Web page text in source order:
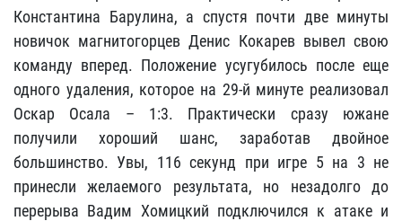
Константина Барулина, а спустя почти две минуты
новичок магнитогорцев Денис Кокарев вывел свою
команду вперед. Положение усугубилось после еще
одного удаления, которое на 29-й минуте реализовал
Оскар Осала – 1:3. Практически сразу южане
получили хороший шанс, заработав двойное
большинство. Увы, 116 секунд при игре 5 на 3 не
принесли желаемого результата, но незадолго до
перерыва Вадим Хомицкий подключился к атаке и